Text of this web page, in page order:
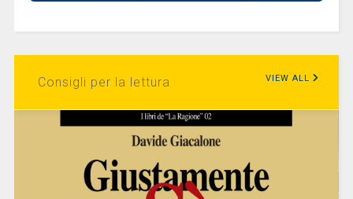
Consigli per la lettura VIEW ALL